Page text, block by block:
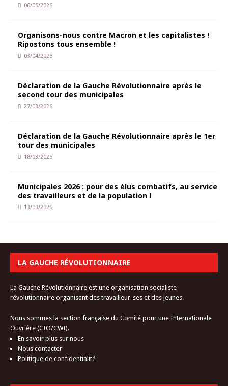
06/05/2026
Organisons-nous contre Macron et les capitalistes !
Ripostons tous ensemble !
03/04/2026
Déclaration de la Gauche Révolutionnaire après le
second tour des municipales
27/03/2026
Déclaration de la Gauche Révolutionnaire après le 1er
tour des municipales
18/03/2026
Municipales 2026 : pour des élus combatifs, au service
des travailleurs et de la population !
13/03/2026
LA GAUCHE RÉVOLUTIONNAIRE
La Gauche Révolutionnaire est une organisation socialiste
révolutionnaire organisant des travailleur-ses et des jeunes.
Nous sommes la section française du Comité pour une Internationale
Ouvrière (CIO/CWI).
En savoir plus sur nous
Nous contacter
Politique de confidentialité